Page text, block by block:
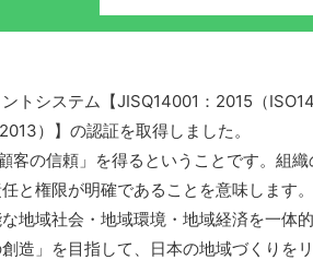
トシステム【JISQ14001：2015（
）】の認証を取得しました。
の信頼」を得るということです。組
と権限が明確であることを意味します。
地域社会・地域環境・地域経済を一体
造」を目指して、日本の地域づくり